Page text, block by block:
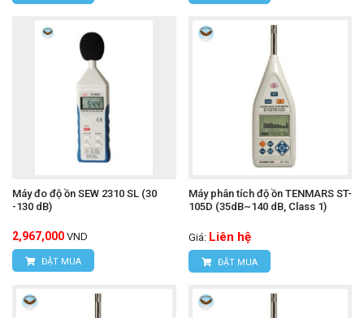
Máy đo độ ồn SEW 2310 SL (30
-130 dB)
2,967,000 VND
ĐẶT MUA
Máy phân tích độ ồn TENMARS ST-
105D (35dB~140 dB, Class 1)
Giá: Liên hệ
ĐẶT MUA